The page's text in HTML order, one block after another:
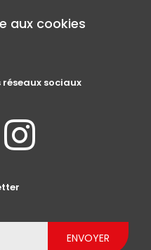
aux cookies
sociaux